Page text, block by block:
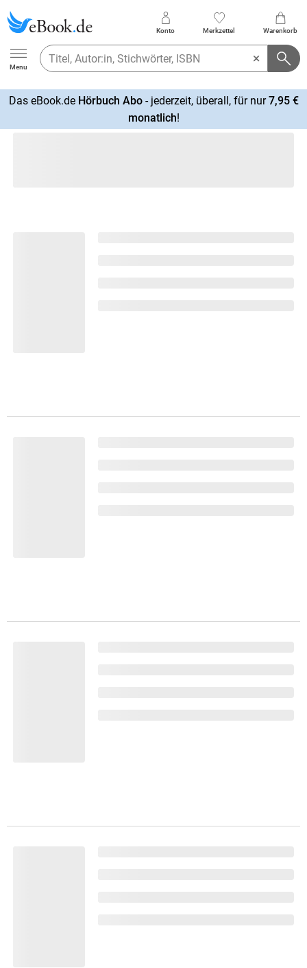
Ebook.de
Menu
Konto Merkzettel Warenkorb
Das eBook.de Hörbuch Abo- jederzeit, überall, für nur7,95 €
monatlich!